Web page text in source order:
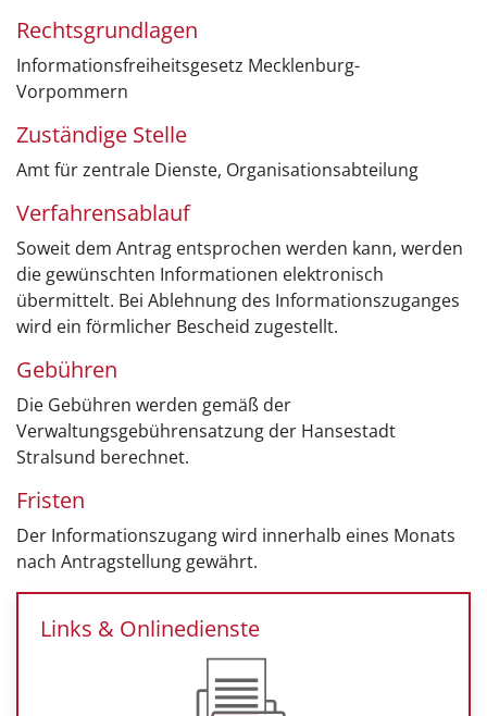
Rechtsgrundlagen
Informationsfreiheitsgesetz Mecklenburg-
Vorpommern
Zuständige Stelle
Amt für zentrale Dienste, Organisationsabteilung
Verfahrensablauf
Soweit dem Antrag entsprochen werden kann, werden
die gewünschten Informationen elektronisch
übermittelt. Bei Ablehnung des Informationszuganges
wird ein förmlicher Bescheid zugestellt.
Gebühren
Die Gebühren werden gemäß der
Verwaltungsgebührensatzung der Hansestadt
Stralsund berechnet.
Fristen
Der Informationszugang wird innerhalb eines Monats
nach Antragstellung gewährt.
Links & Onlinedienste